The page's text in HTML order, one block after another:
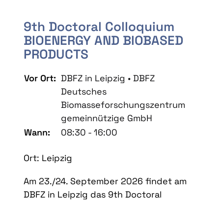
9th Doctoral Colloquium
BIOENERGY AND BIOBASED
PRODUCTS
Vor Ort: DBFZ in Leipzig • DBFZ
Deutsches
Biomasseforschungszentrum
gemeinnützige GmbH
Wann:
08:30 - 16:00
Ort: Leipzig
Am 23./24. September 2026 findet am
DBFZ in Leipzig das 9th Doctoral